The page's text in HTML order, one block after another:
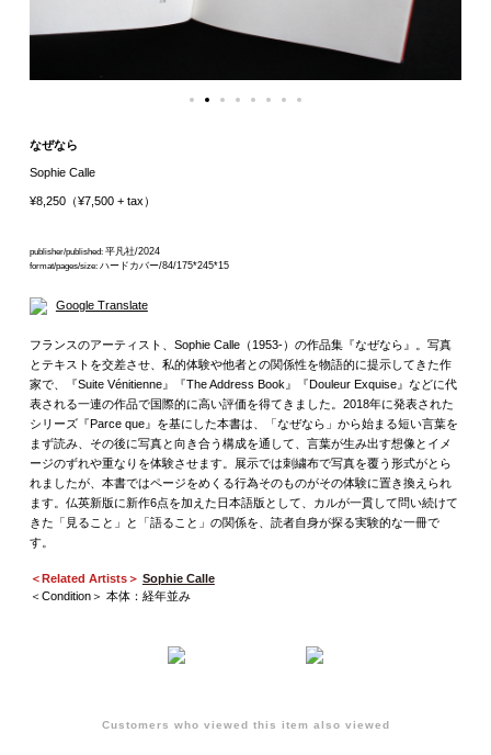
なぜなら
Sophie Calle
¥8,250（¥7,500 + tax）
publisher/published: 平凡社/2024
format/pages/size: ハードカバー/84/175*245*15
Google Translate
フランスのアーティスト、Sophie Calle（1953-）の作品集『なぜなら』。写真
とテキストを交差させ、私的体験や他者との関係性を物語的に提示してきた作
家で、『Suite Vénitienne』『The Address Book』『Douleur Exquise』などに代
表される一連の作品で国際的に高い評価を得てきました。2018年に発表された
シリーズ『Parce que』を基にした本書は、「なぜなら」から始まる短い言葉を
まず読み、その後に写真と向き合う構成を通して、言葉が生み出す想像とイメ
ージのずれや重なりを体験させます。展示では刺繍布で写真を覆う形式がとら
れましたが、本書ではページをめくる行為そのものがその体験に置き換えられ
ます。仏英新版に新作6点を加えた日本語版として、カルが一貫して問い続けて
きた「見ること」と「語ること」の関係を、読者自身が探る実験的な一冊で
す。
＜Related Artists＞ Sophie Calle
＜Condition＞ 本体：経年並み
Customers who viewed this item also viewed